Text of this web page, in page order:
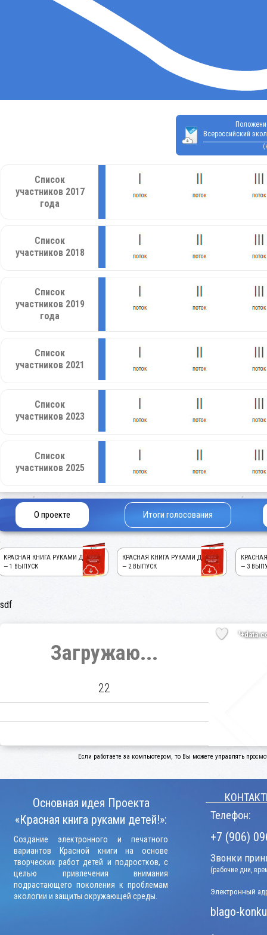
Всероссийский
Список
участников 2017
года
Список
участников 2018
Список
участников 2019
года
Список
участников 2021
Список
участников 2023
Список
участников 2025
О проекте Итоги голосования
КРАСНАЯ КНИГА РУКАМИ ДЕТЕЙ!
— 1 ВЫПУСК
КРАСНАЯ КНИГА РУКАМИ ДЕТЕЙ!
— 2 ВЫПУСК
— 3
sdf
Загружаю...
22
Если работаете за компьютером, то Вы можете управлять
Основная идея Проекта
«Красная книга руками детей!»:
Создание электронного и печатного
вариантов Красной книги на основе
творческих работ детей и подростков, с
целью привлечения внимания
подрастающего поколения к проблемам
экологии и защиты окружающей среды.
Телефон:
+7 (906)
Звонки
(рабочие дни,
Электронный
blago-